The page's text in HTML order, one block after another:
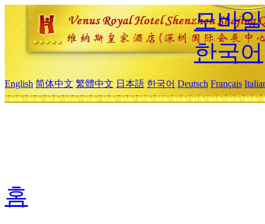
모바
한국어
English 简体中文 繁體中文 日本語 한국어 Deutsch Français
홈